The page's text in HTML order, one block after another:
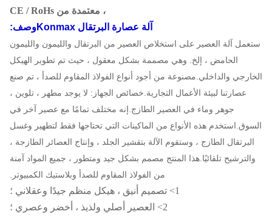
، معتمدة من CE / RoHs
آلة عصارة البرتقال Konmax
وصف:
ستعمل آلة العصير على استخلاص العصير من البرتقال والليمون والليمون
الحامض ، إلخ. وهي مصممة بشكل معقول ، حيث تم تطوير الهيكل
الخارجي والداخلي.مصنوعة من أجود أنواع الفولاذ المقاوم للصدأ ، تم صنع
عصارتنا لبيئة الأعمال التجارية.خصائص الجهاز: لا يوجد مطهر ، تلوين ،
جوهر وماء في العصير الطازج.إنه مختلف تمامًا مع عصير آخر في
السوق.استخدم هذه الأنواع من الماكينات التي تحتاجها فقط لتطهير وغسل
البرتقال الطازج ، وستقوم الآلة بتقشير الجلد ، وإنتاج العصائر الطازجة ،
والترشيح تلقائيًا.هذا المنتج مصمم بشكل جيد ومتطور ، جميع المواد آمنة
من الفولاذ المقاوم للصدأ وبلاستيك الكمبيوتر.
1> تصميم أنيق ، هيكل منظم جيدًا وعقلاني ؛
2> العصير أصلي ولذيذ ، أخضر وعصري ؛